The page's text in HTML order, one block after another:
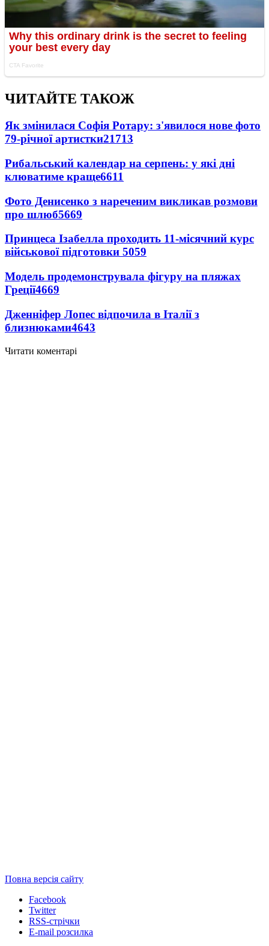
ЧИТАЙТЕ ТАКОЖ
Як змінилася Софія Ротару: з'явилося нове фото
79-річної артистки21713
Рибальський календар на серпень: у які дні
клюватиме краще6611
Фото Денисенко з нареченим викликав розмови
про шлюб5669
Принцеса Ізабелла проходить 11-місячний курс
військової підготовки 5059
Модель продемонструвала фігуру на пляжах
Греції4669
Дженніфер Лопес відпочила в Італії з
близнюками4643
Читати коментарі
Повна версія сайту
Facebook
Twitter
RSS-стрічки
E-mail розсилка